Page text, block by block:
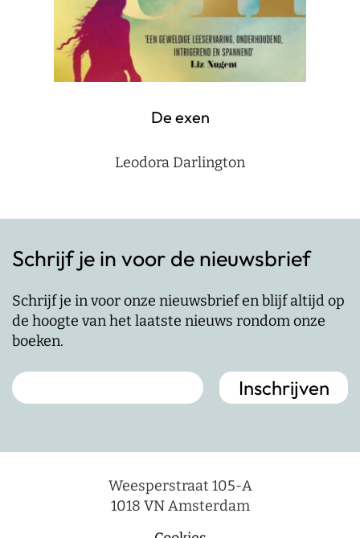
De exen
Leodora Darlington
Schrijf je in voor de nieuwsbrief
Schrijf je in voor onze nieuwsbrief en blijf altijd op
de hoogte van het laatste nieuws rondom onze
boeken.
Weesperstraat 105-A
1018 VN Amsterdam